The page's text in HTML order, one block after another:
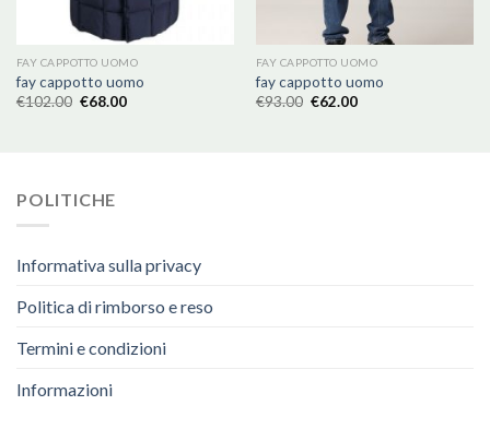
FAY CAPPOTTO UOMO
fay cappotto uomo
€102.00 €68.00
FAY CAPPOTTO UOMO
fay cappotto uomo
€93.00 €62.00
POLITICHE
Informativa sulla privacy
Politica di rimborso e reso
Termini e condizioni
Informazioni